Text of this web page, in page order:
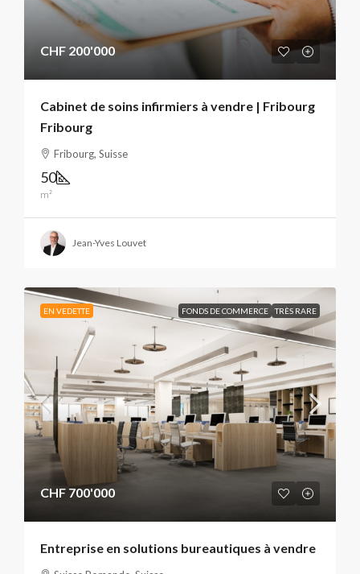
CHF 200'000
Cabinet de soins infirmiers à vendre | Fribourg
Fribourg
Fribourg, Suisse
50
m²
Jean-Yves Louvet
EN VEDETTE FONDS DE COMMERCE TRÈS RARE
CHF 700'000
Entreprise en solutions bureautiques à vendre